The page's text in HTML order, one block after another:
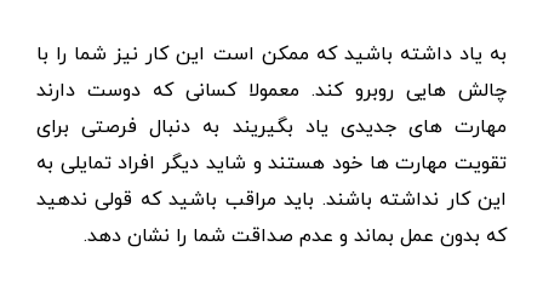
به یاد داشته باشید که ممکن است این کار نیز شما را با
چالش هایی روبرو کند. معمولا کسانی که دوست دارند
مهارت های جدیدی یاد بگیریند به دنبال فرصتی برای
تقویت مهارت ها خود هستند و شاید دیگر افراد تمایلی به
این کار نداشته باشند. باید مراقب باشید که قولی ندهید
که بدون عمل بماند و عدم صداقت شما را نشان دهد.